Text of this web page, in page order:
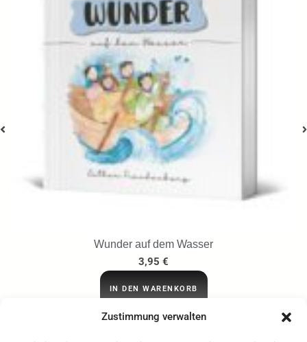
Zustimmung verwalten
Drangsal, Trotz, Tragödie in Julius
IN DEN WARENKORB